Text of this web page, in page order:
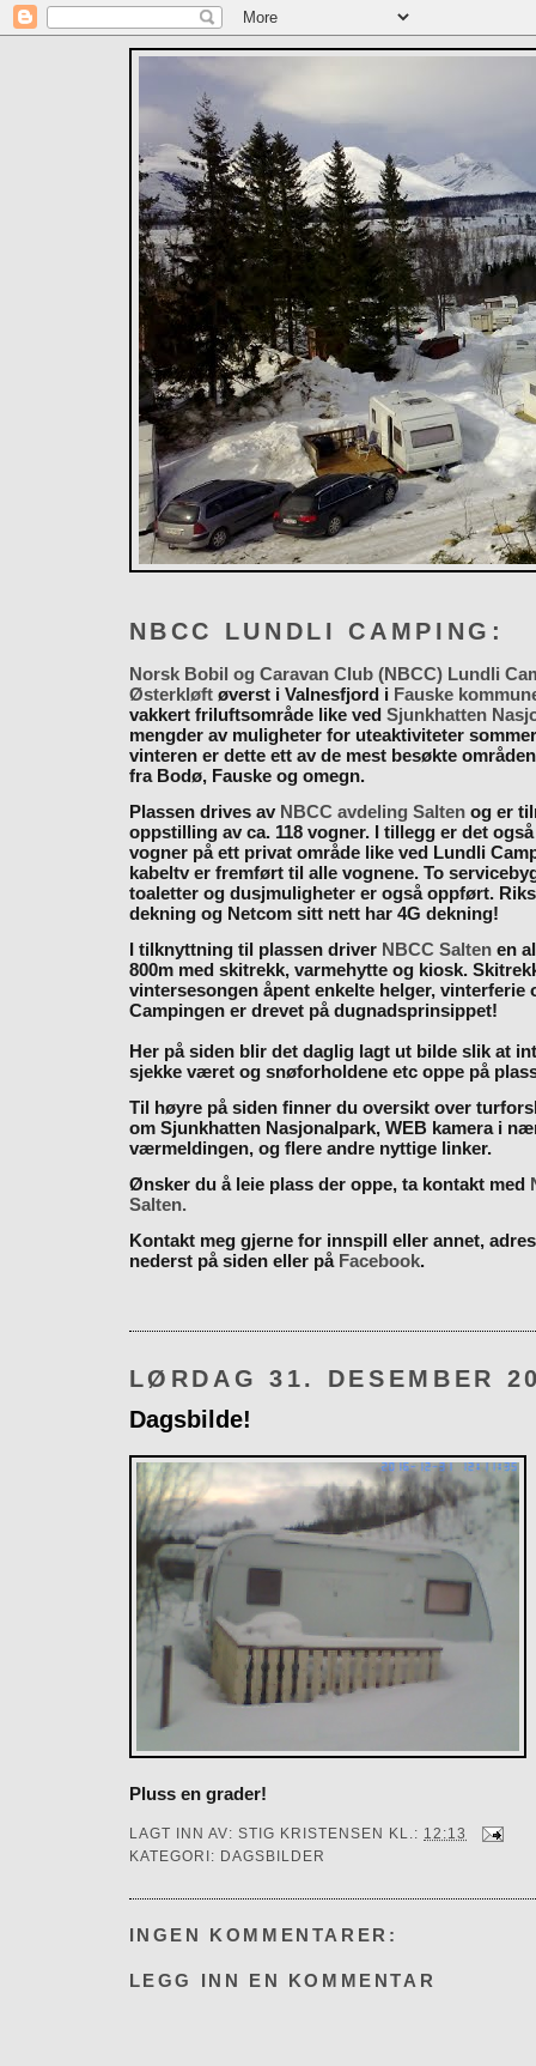
NBCC LUNDLI CAMPING:
Norsk Bobil og Caravan Club (NBCC) Lundli
Østerkløftøverst i Valnesfjord i Fauske
vakkert friluftsområde like ved Sjunkhatten
mengder av muligheter for uteaktiviteter
vinteren er dette ett av de mest besøkte
fra Bodø, Fauske og omegn.
Plassen drives av NBCC avdeling Saltenog er
oppstilling av ca. 118 vogner. I tillegg er det
vogner på ett privat område like ved Lundli
kabeltv er fremført til alle vognene. To
toaletter og dusjmuligheter er også oppført.
dekning og Netcom sitt nett har 4G dekning!
I tilknyttning til plassen driver NBCC Saltenen
800m med skitrekk, varmehytte og kiosk.
vintersesongen åpent enkelte helger, vinterferie
Campingen er drevet på dugnadsprinsippet!
Her på siden blir det daglig lagt ut bilde slik at
sjekke været og snøforholdene etc oppe på
Til høyre på siden finner du oversikt over
om Sjunkhatten Nasjonalpark, WEB kamera i
værmeldingen, og flere andre nyttige linker.
Ønsker du å leie plass der oppe, ta kontakt med
Salten.
Kontakt meg gjerne for innspill eller annet,
nederst på siden eller på Facebook.
LØRDAG 31. DESEMBER
Dagsbilde!
Pluss en grader!
LAGT INN AV: STIG KRISTENSEN KL.: 12:13
KATEGORI: DAGSBILDER
INGEN KOMMENTARER:
LEGG INN EN KOMMENTAR